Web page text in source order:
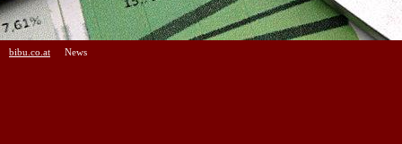
bibu.co.at News